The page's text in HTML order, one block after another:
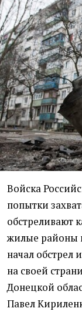
Войска
попытки
обстреливают
жилые районы
начал обстрел
на своей
Донецкой
Павел